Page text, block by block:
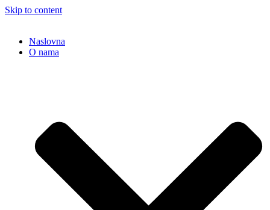
Skip to content
Naslovna
O nama